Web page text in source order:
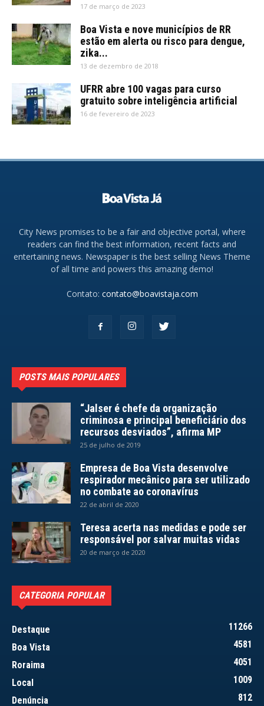
17 de março de 2023
Boa Vista e nove municípios de RR
estão em alerta ou risco para dengue,
zika...
13 de dezembro de 2018
UFRR abre 100 vagas para curso
gratuito sobre inteligência artificial
16 de fevereiro de 2023
City News promises to be a fair and objective portal, where
readers can find the best information, recent facts and
entertaining news. Newspaper is the best selling News Theme
of all time and powers this amazing demo!
Contato: contato@boavistaja.com
POSTS MAIS POPULARES
“Jalser é chefe da organização
criminosa e principal beneficiário dos
recursos desviados”, afirma MP
25 de julho de 2019
Empresa de Boa Vista desenvolve
respirador mecânico para ser utilizado
no combate ao coronavírus
22 de abril de 2020
Teresa acerta nas medidas e pode ser
responsável por salvar muitas vidas
20 de março de 2020
CATEGORIA POPULAR
Destaque
11266
Boa Vista
4581
Roraima
4051
Local
1009
Denúncia
812